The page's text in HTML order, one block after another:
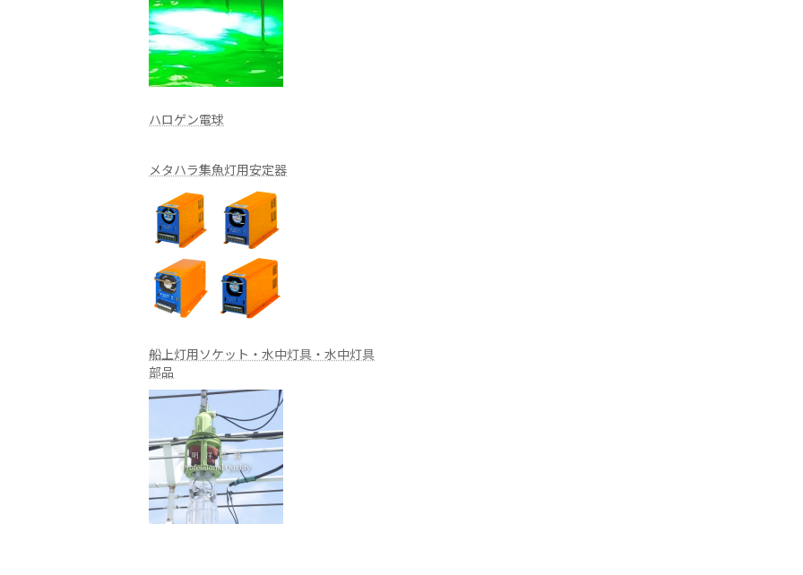
ハロゲン電球
メタハラ集魚灯用安定器
船上灯用ソケット・水中灯具・水中灯具
部品